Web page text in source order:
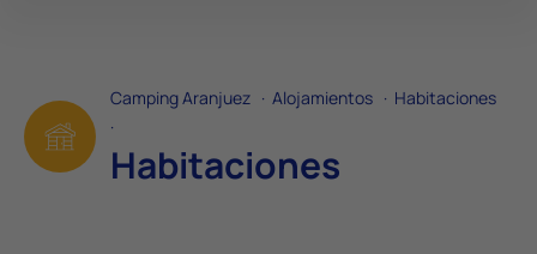
Camping Aranjuez · Alojamientos · Habitaciones
·
Habitaciones